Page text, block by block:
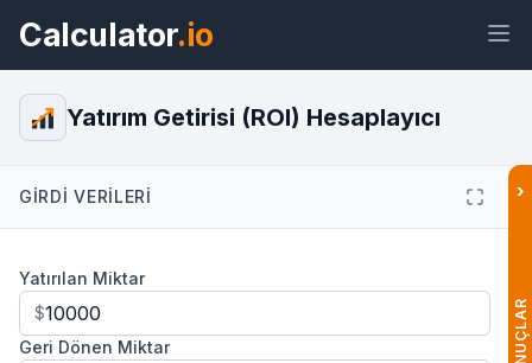
Calculator.io
Hesaplayıcı Araç
Yatırım Getirisi (ROI) Hesaplayıcı
GIRDI VERILERI
Yatırılan Miktar
$
Geri Dönen Miktar
›
SONUÇLAR